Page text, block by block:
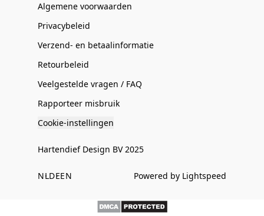
Algemene voorwaarden
Privacybeleid
Verzend- en betaalinformatie
Retourbeleid
Veelgestelde vragen / FAQ
Rapporteer misbruik
Cookie-instellingen
Hartendief Design BV 2025
NLDEEN Powered by Lightspeed